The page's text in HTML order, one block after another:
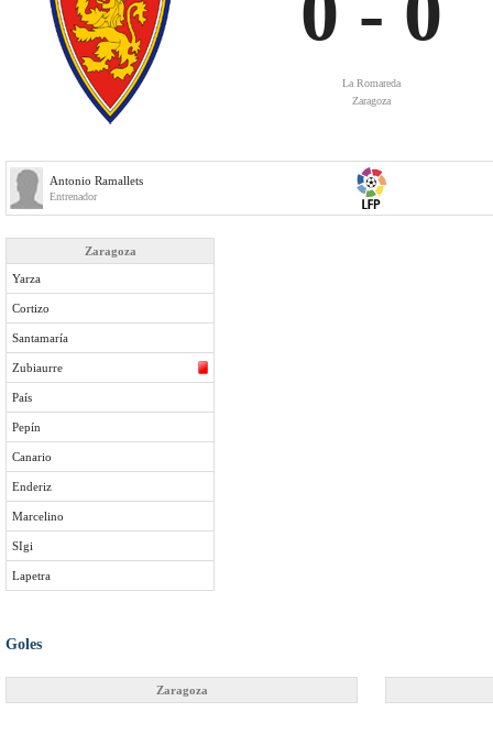
La Romareda
Zaragoza
Antonio Ramallets
Entrenador
Zaragoza
Yarza
Cortizo
Santamaría
Zubiaurre
País
Pepín
Canario
Enderiz
Marcelino
SIgi
Lapetra
Goles
Zaragoza